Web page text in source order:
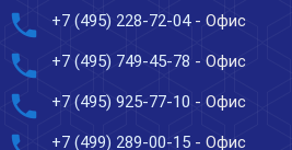
phone +7 (495) 228-72-04- Офис
phone +7 (495) 749-45-78 - Офис
phone +7 (495) 925-77-10 - Офис
+7 (499) 289-00-15 - Офис